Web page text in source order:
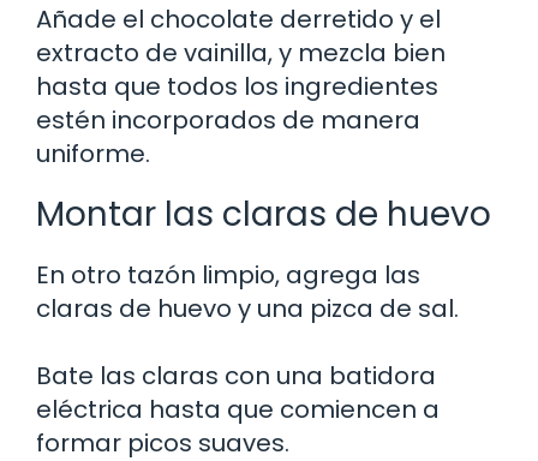
Añade el chocolate derretido y el
extracto de vainilla, y mezcla bien
hasta que todos los ingredientes
estén incorporados de manera
uniforme.
Montar las claras de huevo
En otro tazón limpio, agrega las
claras de huevo y una pizca de sal.
Bate las claras con una batidora
eléctrica hasta que comiencen a
formar picos suaves.